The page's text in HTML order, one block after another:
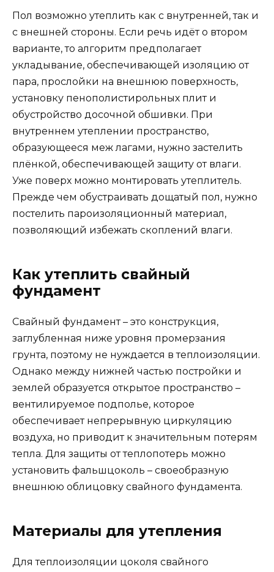
Пол возможно утеплить как с внутренней, так и
с внешней стороны. Если речь идёт о втором
варианте, то алгоритм предполагает
укладывание, обеспечивающей изоляцию от
пара, прослойки на внешнюю поверхность,
установку пенополистирольных плит и
обустройство досочной обшивки. При
внутреннем утеплении пространство,
образующееся меж лагами, нужно застелить
плёнкой, обеспечивающей защиту от влаги.
Уже поверх можно монтировать утеплитель.
Прежде чем обустраивать дощатый пол, нужно
постелить пароизоляционный материал,
позволяющий избежать скоплений влаги.
Как утеплить свайный
фундамент
Свайный фундамент – это конструкция,
заглубленная ниже уровня промерзания
грунта, поэтому не нуждается в теплоизоляции.
Однако между нижней частью постройки и
землей образуется открытое пространство –
вентилируемое подполье, которое
обеспечивает непрерывную циркуляцию
воздуха, но приводит к значительным потерям
тепла. Для защиты от теплопотерь можно
установить фальшцоколь – своеобразную
внешнюю облицовку свайного фундамента.
Материалы для утепления
Для теплоизоляции цоколя свайного